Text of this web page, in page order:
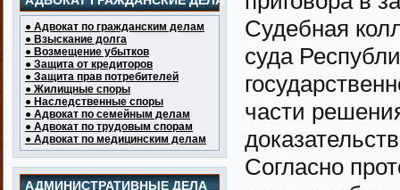
● Адвокат по гражданским делам
● Взыскание долга
● Возмещение убытков
● Защита от кредиторов
● Защита прав потребителей
● Жилищные споры
● Наследственные споры
● Адвокат по семейным делам
● Адвокат по трудовым спорам
● Адвокат по медицинским делам
АДМИНИСТРАТИВНЫЕ ДЕЛА
Судебная
суда
части
Согласно